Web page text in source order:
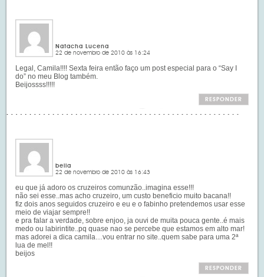
Natacha Lucena
22 de novembro de 2010 às 16:24
Legal, Camila!!!! Sexta feira então faço um post especial para o “Say I
do” no meu Blog também.
Beijossss!!!!!
RESPONDER
bella
22 de novembro de 2010 às 16:43
eu que já adoro os cruzeiros comunzão..imagina esse!!!
não sei esse..mas acho cruzeiro, um custo beneficio muito bacana!!
fiz dois anos seguidos cruzeiro e eu e o fabinho pretendemos usar esse
meio de viajar sempre!!
e pra falar a verdade, sobre enjoo, ja ouvi de muita pouca gente..é mais
medo ou labirintite..pq quase nao se percebe que estamos em alto mar!
mas adorei a dica camila…vou entrar no site..quem sabe para uma 2ª
lua de mel!!
beijos
RESPONDER